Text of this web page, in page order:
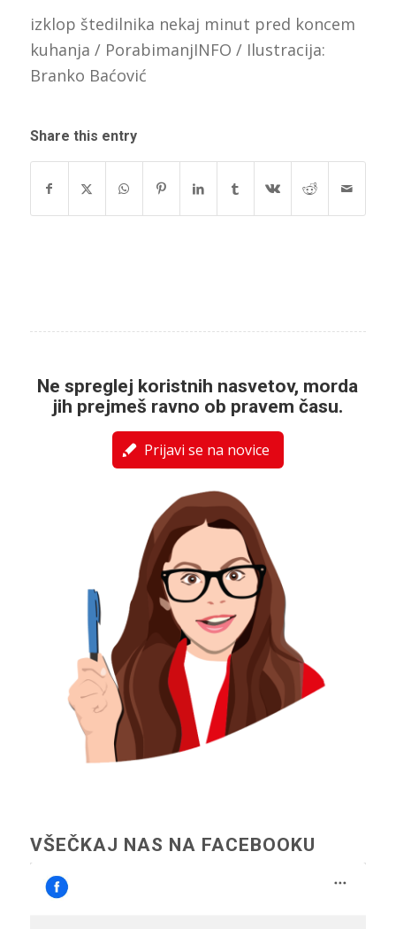
izklop štedilnika nekaj minut pred koncem
kuhanja / PorabimanjINFO / Ilustracija:
Branko Baćović
Share this entry
Ne spreglej koristnih nasvetov, morda
jih prejmeš ravno ob pravem času.
Prijavi se na novice
VŠEČKAJ NAS NA FACEBOOKU